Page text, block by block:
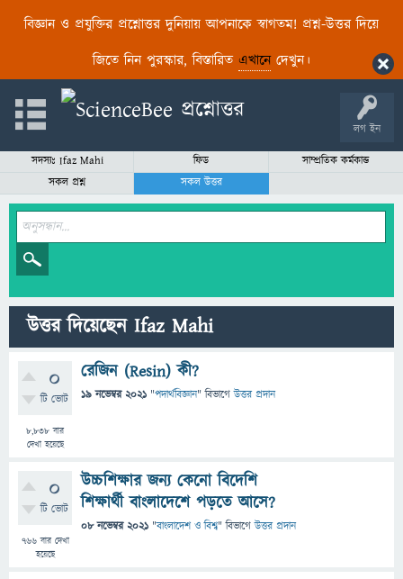
বিজ্ঞান ও প্রযুক্তির প্রশ্নোত্তর দুনিয়ায় আপনাকে স্বাগতম! প্রশ্ন-উত্তর দিয়ে
জিতে নিন পুরস্কার, বিস্তারিত এখানেদেখুন।
লগ ইন
সদস্যঃ Ifaz Mahi ফিড
সাম্প্রতিক কর্মকান্ড
সকল প্রশ্ন
সকল উত্তর
উত্তর দিয়েছেন Ifaz Mahi
0
টি ভোট
8,838 বার
দেখা হয়েছে
রেজিন (Resin) কী?
19 নভেম্বর 2021 "পদার্থবিজ্ঞান" বিভাগে উত্তর প্রদান
0
টি ভোট
766বার দেখা
হয়েছে
উচ্চশিক্ষার জন্য কেনো বিদেশি
শিক্ষার্থী বাংলাদেশে পড়তে আসে?
08 নভেম্বর 2021 "বাংলাদেশ ও বিশ্ব" বিভাগে উত্তর প্রদান